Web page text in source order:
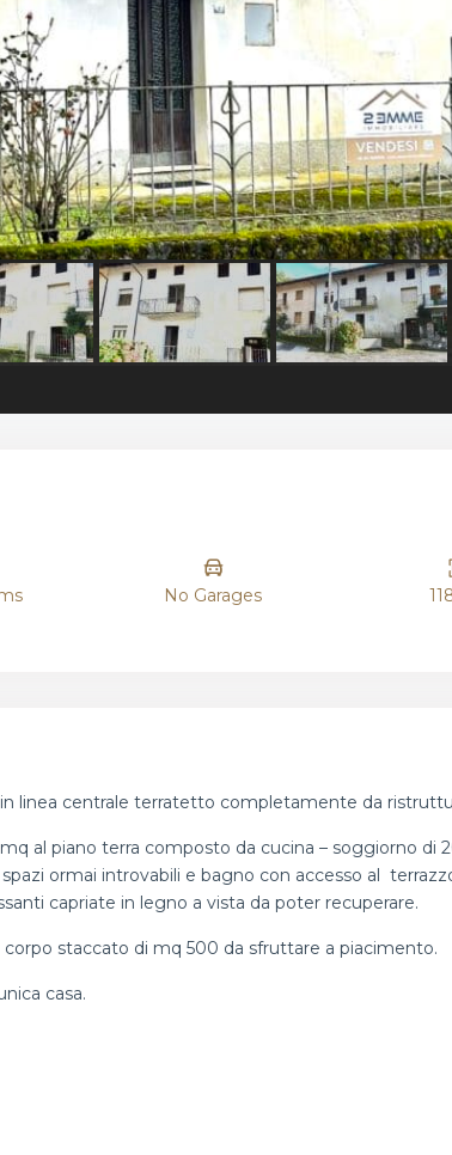
No Garages
linea centrale terratetto completamente da
al piano terra composto da cucina – soggiorno di
ormai introvabili e bagno con accesso al
capriate in legno a vista da poter recuperare.
staccato di mq 500 da sfruttare a piacimento.
casa.